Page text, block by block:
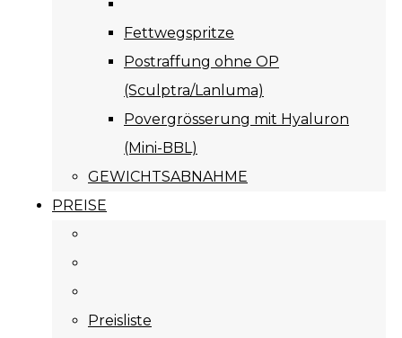
Fettwegspritze
Postraffung ohne OP
(Sculptra/Lanluma)
Povergrösserung mit Hyaluron
(Mini-BBL)
GEWICHTSABNAHME
PREISE
Preisliste